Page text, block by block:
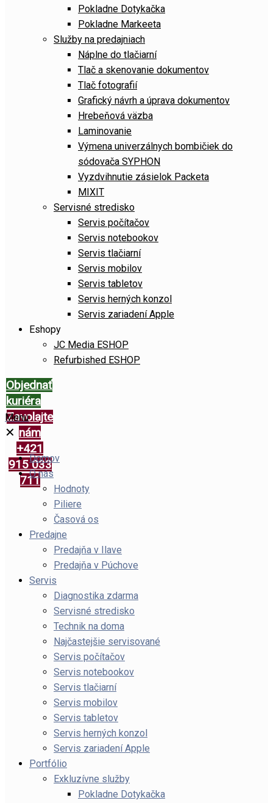
Pokladne Dotykačka
Pokladne Markeeta
Služby na predajniach
Náplne do tlačiarní
Tlač a skenovanie dokumentov
Tlač fotografií
Grafický návrh a úprava dokumentov
Hrebeňová väzba
Laminovanie
Výmena univerzálnych bombičiek do
sódovača SYPHON
Vyzdvihnutie zásielok Packeta
MIXIT
Servisné stredisko
Servis počítačov
Servis notebookov
Servis tlačiarní
Servis mobilov
Servis tabletov
Servis herných konzol
Servis zariadení Apple
Eshopy
JC Media ESHOP
Refurbished ESHOP
Objednať
kuriéra
Zavolajte
nám
+421
915 033
711
Menu
✕
Domov
O nás
Hodnoty
Piliere
Časová os
Predajne
Predajňa v Ilave
Predajňa v Púchove
Servis
Diagnostika zdarma
Servisné stredisko
Technik na doma
Najčastejšie servisované
Servis počítačov
Servis notebookov
Servis tlačiarní
Servis mobilov
Servis tabletov
Servis herných konzol
Servis zariadení Apple
Portfólio
Exkluzívne služby
Pokladne Dotykačka